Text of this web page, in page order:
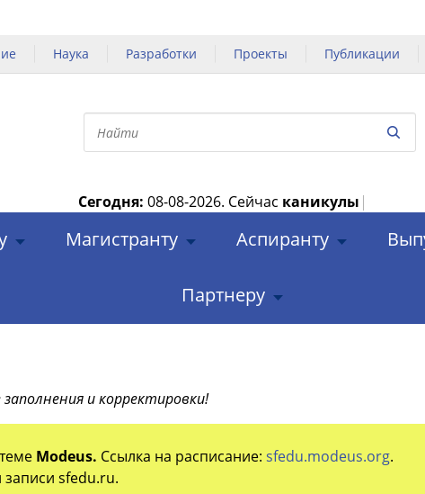
Наука Разработки Проекты Публикации
Сегодня: 08-08-2026. Сейчас каникулы |
Магистранту Аспиранту
Партнеру
и корректировки!
Modeus. Ссылка на расписание: sfedu.modeus.org.
записи sfedu.ru.